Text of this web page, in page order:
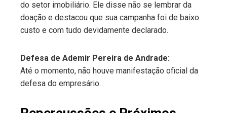
do setor imobiliário. Ele disse não se lembrar da
doação e destacou que sua campanha foi de baixo
custo e com tudo devidamente declarado.
Defesa de Ademir Pereira de Andrade:
Até o momento, não houve manifestação oficial da
defesa do empresário.